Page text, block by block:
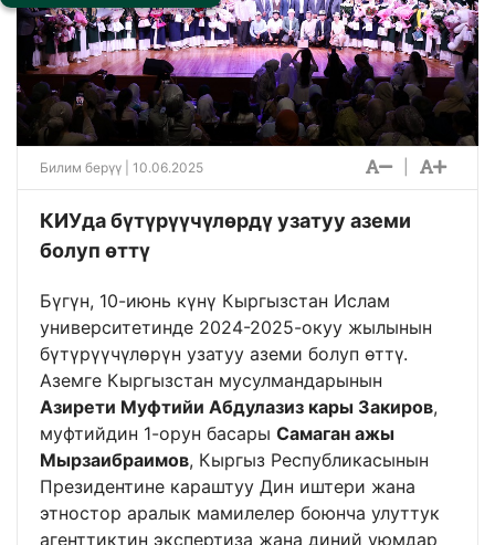
Билим берүү | 10.06.2025
КИУда бүтүрүүчүлөрдү узатуу аземи
болуп өттү
Бүгүн, 10-июнь күнү Кыргызстан Ислам
университетинде 2024-2025-окуу жылынын
бүтүрүүчүлөрүн узатуу аземи болуп өттү.
Аземге Кыргызстан мусулмандарынын
Азирети Муфтийи Абдулазиз кары Закиров,
муфтийдин 1-орун басары Самаган ажы
Мырзаибраимов, Кыргыз Республикасынын
Президентине караштуу Дин иштери жана
этностор аралык мамилелер боюнча улуттук
агенттиктин экспертиза жана диний уюмдар